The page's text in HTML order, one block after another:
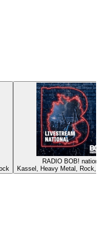
RADIO BOB!
Kassel, Heavy Metal, Rock,